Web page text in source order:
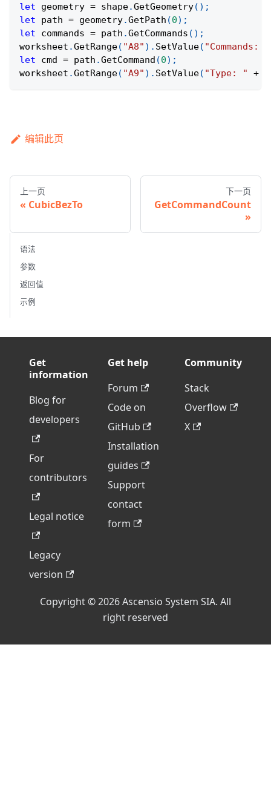
let geometry = shape.GetGeometry( ) ;
let path = geometry.GetPath (0) ;
let commands = path .GetCommands ( ) ;
worksheet .GetRange( "A8" ) . SetValue( "Commands: "
let cmd = path .GetCommand (0) ;
worksheet .GetRange( "A9" ) . SetValue( "Type: " +
编辑此页
上一页
CubicBezTo
下一页
GetCommandCount
语法
参数
返回值
示例
Get
information
Blog for
developers
For
contributors
Legal notice
Legacy
version
Get help
Forum
Code on
GitHub
Installation
guides
Support
contact
form
Community
Stack
Overflow
X
Copyright © 2026 Ascensio System SIA. All
right reserved